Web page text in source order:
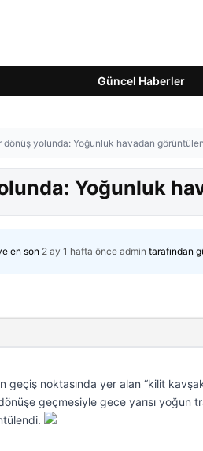
Güncel Haberler
dönüş yolunda: Yoğunluk havadan
Yoğunluk
en son 2 ay 1 hafta önce admin tarafından
geçiş noktasında yer alan “kilit
geçmesiyle gece yarısı